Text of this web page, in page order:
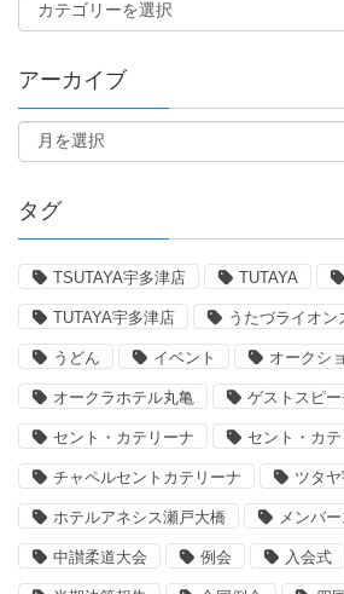
アーカイブ
タグ
TSUTAYA宇多津店 TUTAYA
TUTAYA宇多津店 うたづライオン
うどん イベント オークシ
オークラホテル丸亀 ゲストスピー
セント・カテリーナ セント・カ
チャペルセントカテリーナ ツタ
ホテルアネシス瀬戸大橋 メンバ
中讃柔道大会 例会 入会式